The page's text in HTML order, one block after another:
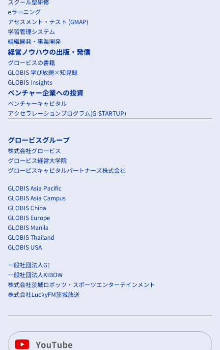
スクール型研修
eラーニング
アセスメント・テスト (GMAP)
学習管理システム
組織開発・事業開発
経営ノウハウの出版・発信
グロービスの書籍
GLOBIS 学び放題×知見録
GLOBIS Insights
ベンチャー企業への投資
ベンチャーキャピタル
アクセラレーションプログラム(G-STARTUP)
グロービスグループ
株式会社グロービス
グロービス経営大学院
グロービスキャピタルパートナーズ株式会社
GLOBIS Asia Pacific
GLOBIS Asia Campus
GLOBIS China
GLOBIS Europe
GLOBIS Manila
GLOBIS Thailand
GLOBIS USA
一般社団法人G1
一般社団法人KIBOW
株式会社茨城ロボッツ・スポーツエンターテインメント
株式会社LuckyFM茨城放送
YouTube